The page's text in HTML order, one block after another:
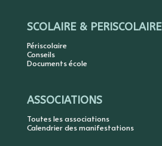
SCOLAIRE & PERISCOLAIRE
Périscolaire
Conseils
Documents école
ASSOCIATIONS
Toutes les associations
Calendrier des manifestations